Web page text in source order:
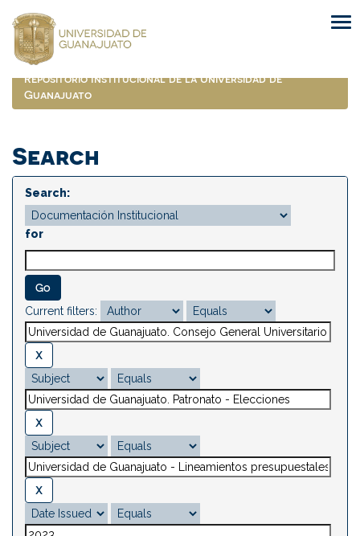
navigation
Repositorio Institucional de la Universidad de
Guanajuato
Search
Search:
for
Current filters: